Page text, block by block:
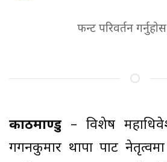
फन्ट परिवर्तन
काठमाण्डु – विशेष
गगनकुमार थापा पार्टी